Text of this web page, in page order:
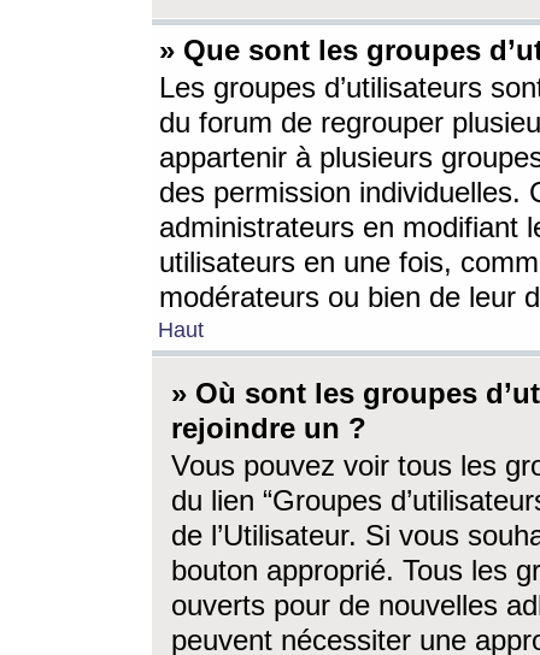
» Que sont les groupes
Les groupes d’utilisateurs
du forum de regrouper
appartenir à plusieurs
des permission individuelles.
administrateurs en modifiant
utilisateurs en une fois,
modérateurs ou bien de leur
Haut
» Où sont les groupes
rejoindre un ?
Vous pouvez voir tous les
du lien “Groupes
de l’Utilisateur. Si vous
bouton approprié. Tous les
ouverts pour de nouvelles
peuvent nécessiter une